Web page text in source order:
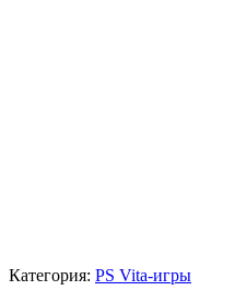
Категория: PS Vita-игры